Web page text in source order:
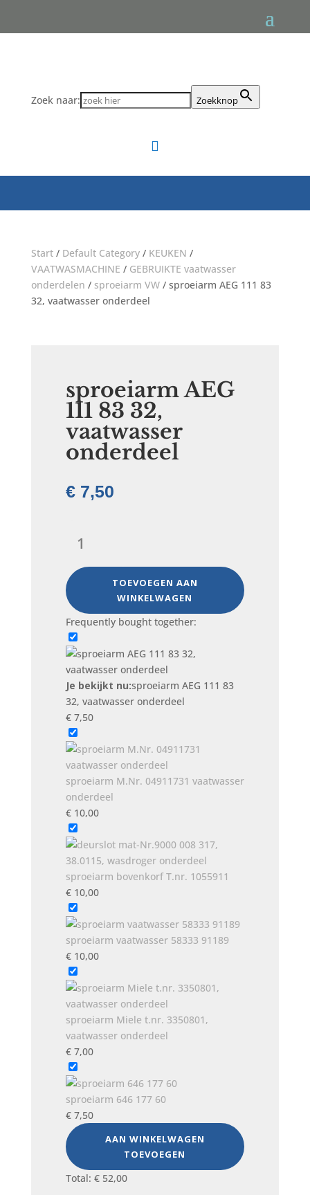
Zoek naar: Zoekknop

Start/ Default Category/ KEUKEN /
VAATWASMACHINE / GEBRUIKTE vaatwasser
onderdelen / sproeiarm VW/ sproeiarm AEG 111 83
32, vaatwasser onderdeel
sproeiarm AEG
111 83 32,
vaatwasser
onderdeel
€7,50
AEG
83
32,
vaatwasser
onderdeel
aantal
TOEVOEGEN AAN
WINKELWAGEN
Frequently bought together:
Je bekijkt nu:sproeiarm AEG 111 83
32, vaatwasser onderdeel
€7,50
sproeiarm M.Nr. 04911731 vaatwasser
onderdeel
€10,00
sproeiarm bovenkorf T.nr. 1055911
€10,00
sproeiarm vaatwasser 58333 91189
€10,00
sproeiarm Miele t.nr. 3350801,
vaatwasser onderdeel
€7,00
sproeiarm 646 177 60
€7,50
AAN WINKELWAGEN
TOEVOEGEN
Total: €52,00